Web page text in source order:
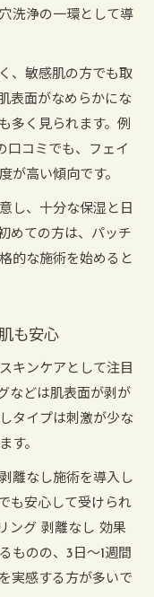
洗浄の一環として導
、敏感肌の方でも取
表面がなめらかにな
多く見られます。例
口コミでも、フェイ
が高い傾向です。
し、十分な保湿と日
めての方は、パッチ
的な施術を始めると
も安心
キンケアとして注目
などは肌表面が剥が
タイプは刺激が少な
す。
離なし施術を導入し
も安心して受けられ
ング 剥離なし 効果
ものの、3日〜1週間
実感する方が多いで